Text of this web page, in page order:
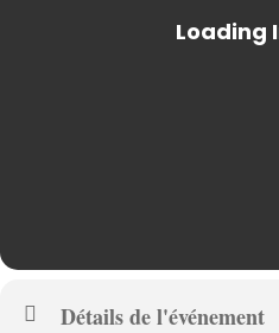
Détails de l'événement